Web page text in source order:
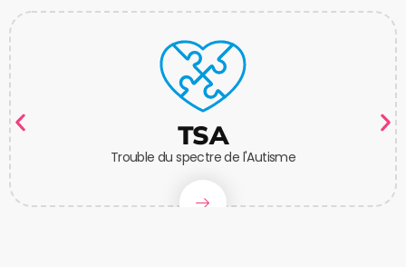
TSA
Trouble du spectre de l'Autisme